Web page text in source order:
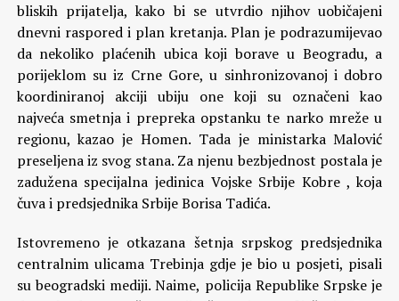
bliskih prijatelja, kako bi se utvrdio njihov uobičajeni
dnevni raspored i plan kretanja. Plan je podrazumijevao
da nekoliko plaćenih ubica koji borave u Beogradu, a
porijeklom su iz Crne Gore, u sinhronizovanoj i dobro
koordiniranoj akciji ubiju one koji su označeni kao
najveća smetnja i prepreka opstanku te narko mreže u
regionu, kazao je Homen. Tada je ministarka Malović
preseljena iz svog stana. Za njenu bezbjednost postala je
zadužena specijalna jedinica Vojske Srbije Kobre , koja
čuva i predsjednika Srbije Borisa Tadića.
Istovremeno je otkazana šetnja srpskog predsjednika
centralnim ulicama Trebinja gdje je bio u posjeti, pisali
su beogradski mediji. Naime, policija Republike Srpske je